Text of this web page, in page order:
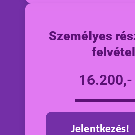
Személyes
felvétel
16.200,-
Jelentkezés!